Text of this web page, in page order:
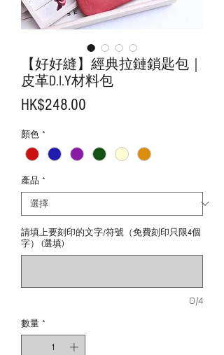
【好好縫】經典拉鏈鎖匙包｜
皮革D.I.Y材料包
HK$248.00
顏色 *
產品 *
請填上要刻印的文字/符號（免費刻印只限4個
字） (選填)
0/4
數量 *